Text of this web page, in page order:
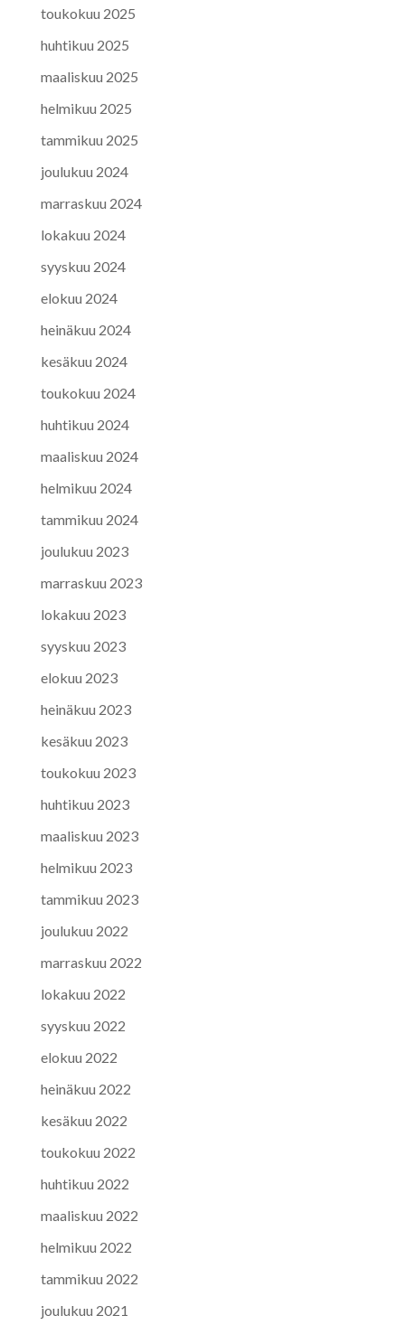
toukokuu 2025
huhtikuu 2025
maaliskuu 2025
helmikuu 2025
tammikuu 2025
joulukuu 2024
marraskuu 2024
lokakuu 2024
syyskuu 2024
elokuu 2024
heinäkuu 2024
kesäkuu 2024
toukokuu 2024
huhtikuu 2024
maaliskuu 2024
helmikuu 2024
tammikuu 2024
joulukuu 2023
marraskuu 2023
lokakuu 2023
syyskuu 2023
elokuu 2023
heinäkuu 2023
kesäkuu 2023
toukokuu 2023
huhtikuu 2023
maaliskuu 2023
helmikuu 2023
tammikuu 2023
joulukuu 2022
marraskuu 2022
lokakuu 2022
syyskuu 2022
elokuu 2022
heinäkuu 2022
kesäkuu 2022
toukokuu 2022
huhtikuu 2022
maaliskuu 2022
helmikuu 2022
tammikuu 2022
joulukuu 2021